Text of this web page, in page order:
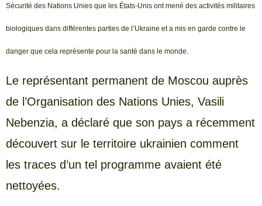
Sécurité des Nations Unies que les États-Unis ont mené des activités militaires
biologiques dans différentes parties de l’Ukraine et a mis en garde contre le
danger que cela représente pour la santé dans le monde.
Le représentant permanent de Moscou auprès
de l’Organisation des Nations Unies, Vasili
Nebenzia, a déclaré que son pays a récemment
découvert sur le territoire ukrainien comment
les traces d’un tel programme avaient été
nettoyées.